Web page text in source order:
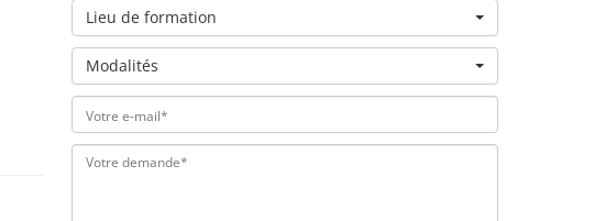
Lieu de formation
Modalités